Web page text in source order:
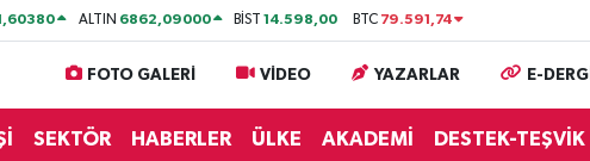
ALTIN 6862,09000 BİST14.598,00 BTC 79.591,74
FOTO GALERİ VİDEO YAZARLAR E-DERGİ
SEKTÖR HABERLER ÜLKE AKADEMİ DESTEK-TEŞVİK